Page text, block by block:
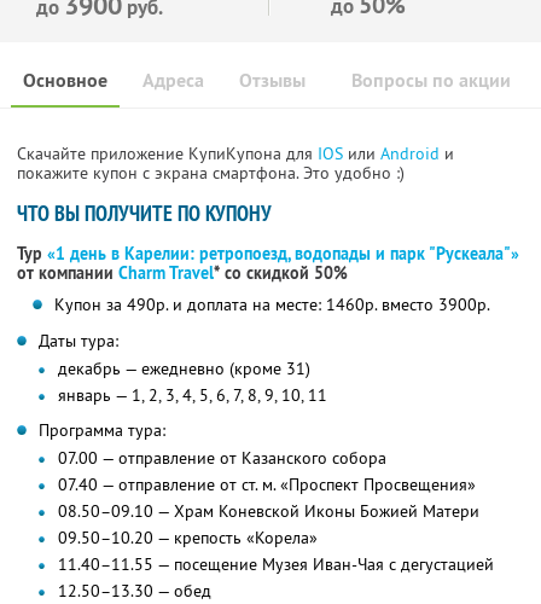
до руб. до
Основное Отзывы Вопросы по акции
Адреса
Скачайте приложение КупиКупона для IOS или Android и
покажите купон с экрана смартфона. Это удобно :)
ЧТО ВЫ ПОЛУЧИТЕ ПО КУПОНУ
Тур «1 день в Карелии: ретропоезд, водопады и парк "Рускеала"»
от компании Charm Travel* со скидкой 50%
Купон за 490р. и доплата на месте: 1460р. вместо 3900р.
Даты тура:
декабрь — ежедневно (кроме 31)
январь — 1, 2, 3, 4, 5, 6, 7, 8, 9, 10, 11
Программа тура:
07.00 — отправление от Казанского собора
07.40 — отправление от ст. м. «Проспект Просвещения»
08.50–09.10 — Храм Коневской Иконы Божией Матери
09.50–10.20 — крепость «Корела»
11.40–11.55 — посещение Музея Иван-Чая с дегустацией
12.50–13.30 — обед